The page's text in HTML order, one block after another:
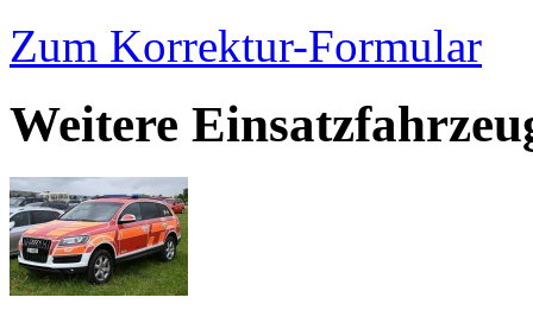
Zum Korrektur-Formular
Weitere